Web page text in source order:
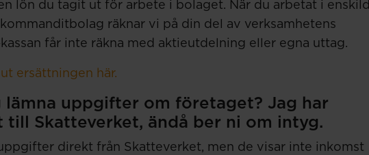
lön du tagit ut för arbete i bolaget. När du arbetat i enskild
räknar vi på din del av verksamhetens
får inte räkna med aktieutdelning eller egna uttag.
ersättningen här.
lämna uppgifter om företaget? Jag har
till Skatteverket, ändå ber ni om intyg.
direkt från Skatteverket, men de visar inte inkomst